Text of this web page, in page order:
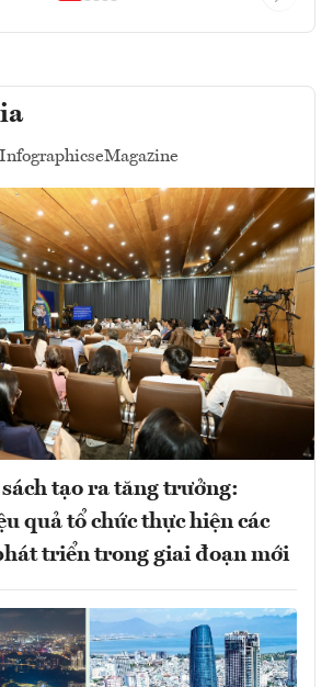
InfographicseMagazine
tạo ra tăng trưởng:
quả tổ chức thực hiện các
triển trong giai đoạn mới